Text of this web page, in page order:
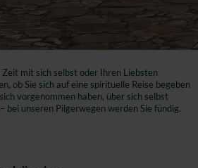
Zeit mit sich selbst oder Ihren Liebsten
ob Sie sich auf eine spirituelle Reise begeben
vorgenommen haben, über sich selbst
bei unseren Pilgerwegen werden Sie fündig.